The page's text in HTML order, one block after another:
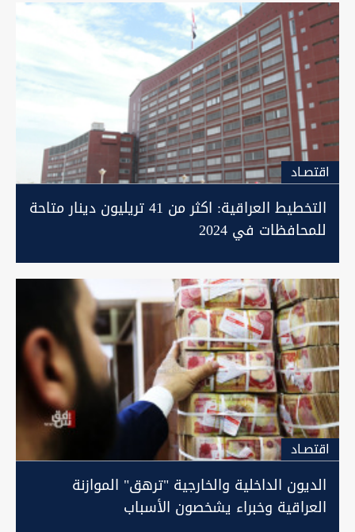
اقتصـاد
التخطيط العراقية: اكثر من 41 تريليون دينار متاحة
للمحافظات في 2024
اقتصـاد
الديون الداخلية والخارجية "ترهق" الموازنة
العراقية وخبراء يشخصون الأسباب